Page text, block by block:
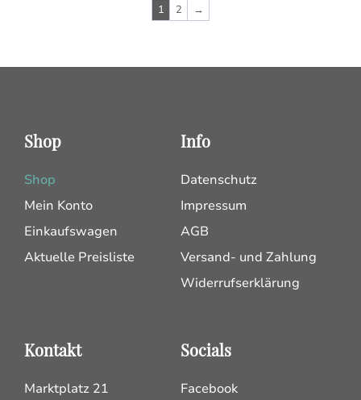
1 2 →
Shop
Shop
Mein Konto
Einkaufswagen
Aktuelle Preisliste
Info
Datenschutz
Impressum
AGB
Versand- und Zahlung
Widerrufserklärung
Kontakt
Marktplatz 21
Socials
Facebook